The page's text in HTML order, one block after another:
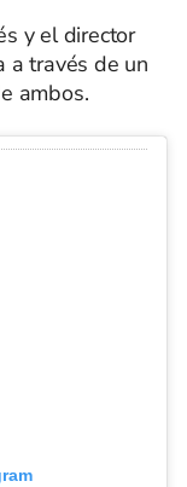
y el director
a través de un
ambos.